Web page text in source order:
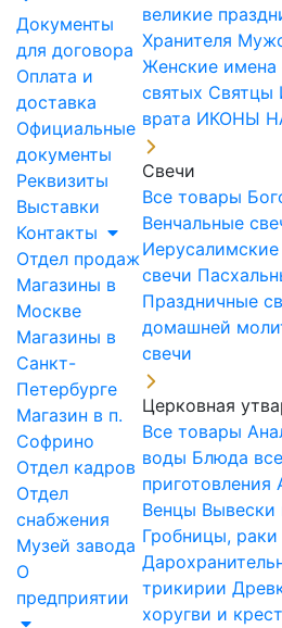
Документы
для договора
Оплата и
доставка
Официальные
документы
Реквизиты
Выставки
Контакты
Отдел продаж
Магазины в
Москве
Магазины в
Санкт-
Петербурге
Магазин в п.
Софрино
Отдел кадров
Отдел
снабжения
Музей завода
О
предприятии
великие
Хранителя
Женские имена
святых Святцы
врата ИКОНЫ
Свечи
Все товары
Венчальные
Иерусалимские
свечи
Праздничные
домашней
свечи
Церковная
Все товары
воды Блюда
приготовления
Венцы Вывески
Гробницы, раки
трикирии
хоругви и